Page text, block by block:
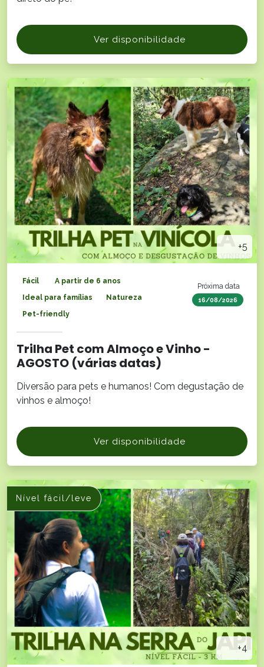
Ver disponibilidade
+5
Próxima data
16/08/2026
Fácil
A partir de 6 anos
Ideal para famílias
Natureza
Pet-friendly
Trilha Pet com Almoço e Vinho -
AGOSTO (várias datas)
Diversão para pets e humanos! Com degustação de
vinhos e almoço!
Ver disponibilidade
Nível fácil/leve
+4